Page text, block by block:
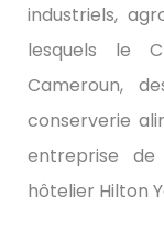
industriels,
lesquels le
Cameroun,
conserverie
entreprise de
hôtelier Hilton